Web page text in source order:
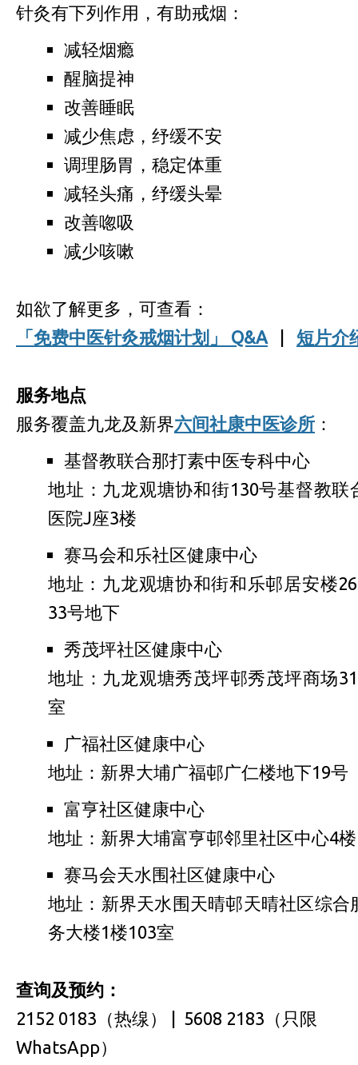
针灸有下列作用，有助戒烟：
减轻烟瘾
醒脑提神
改善睡眠
减少焦虑，纾缓不安
调理肠胃，稳定体重
减轻头痛，纾缓头晕
改善唿吸
减少咳嗽
如欲了解更多，可查看：
「免费中医针灸戒烟计划」 Q&A
短片介
服务地点
服务覆盖九龙及新界六间社康中医诊所 ：
基督教联合那打素中医专科中心
地址：九龙观塘协和街130号基督教联
医院J座3楼
赛马会和乐社区健康中心
地址：九龙观塘协和街和乐邨居安楼
33号地下
秀茂坪社区健康中心
地址：九龙观塘秀茂坪邨秀茂坪商场
室
广福社区健康中心
地址：新界大埔广福邨广仁楼地下19号
富亨社区健康中心
地址：新界大埔富亨邨邻里社区中心4楼
赛马会天水围社区健康中心
地址：新界天水围天晴邨天晴社区综合
务大楼1楼103室
查询及预约：
2152 0183（热缐） | 5608 2183（只限
WhatsApp）